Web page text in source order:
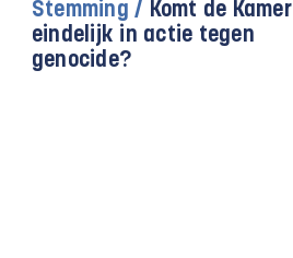
Stemming / Komt de Kamer
eindelijk in actie tegen
genocide?